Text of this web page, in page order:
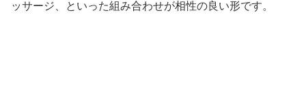
ッサージ、といった組み合わせが相性の良い形です。